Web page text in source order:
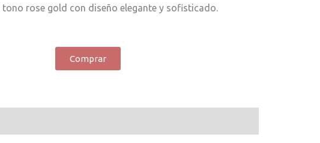
tono rose gold con diseño elegante y sofisticado.
Comprar